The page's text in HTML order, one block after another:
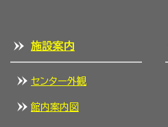
施設案内
センター外観
館内案内図